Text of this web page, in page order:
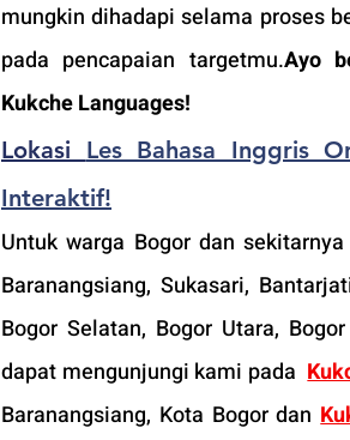
mungkin dihadapi selama proses
pada pencapaian targetmu.Ayo
Kukche Languages!
Lokasi Les Bahasa Inggris
Interaktif!
Untuk warga Bogor dan
Baranangsiang, Sukasari,
Bogor Selatan, Bogor Utara,
dapat mengunjungi kami pada
Baranangsiang, Kota Bogor dan